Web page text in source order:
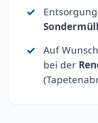
Sondermüll
Auf
bei der